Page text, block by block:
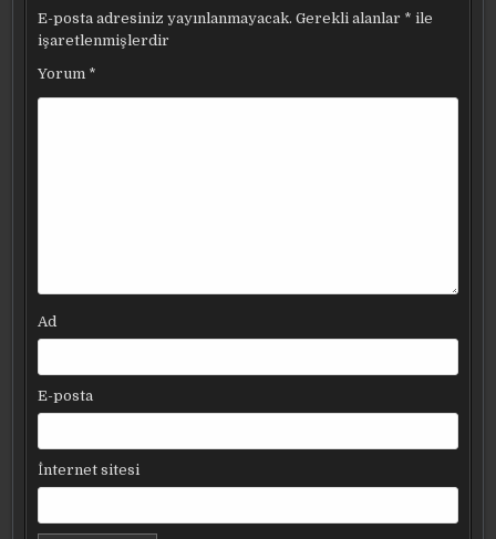
E-posta adresiniz yayınlanmayacak. Gerekli alanlar * ile
işaretlenmişlerdir
Yorum *
Ad
E-posta
İnternet sitesi